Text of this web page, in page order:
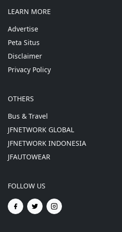
LEARN MORE
Advertise
Peta Situs
Disclaimer
Privacy Policy
OTHERS
Bus & Travel
JFNETWORK GLOBAL
JFNETWORK INDONESIA
JFAUTOWEAR
FOLLOW US